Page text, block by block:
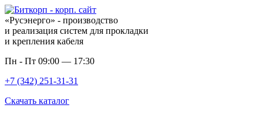
«Русэнерго» - производство
и реализация систем для прокладки
и крепления кабеля
Пн - Пт 09:00 — 17:30
+7 (342) 251-31-31
Скачать каталог